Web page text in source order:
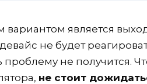
является
не будет
не получится.
не стоит